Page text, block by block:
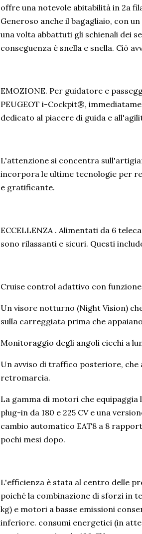
offre una notevole abitabilità in 2a
Generoso anche il bagagliaio, con
una volta abbattuti gli schienali dei
conseguenza è snella e snella. Ciò
EMOZIONE. Per guidatore e
PEUGEOT i-Cockpit®,
dedicato al piacere di guida e
L'attenzione si concentra
incorpora le ultime tecnologie per
e gratificante.
ECCELLENZA . Alimentati da 6
sono rilassanti e sicuri. Questi
Cruise control adattivo con funzione
Un visore notturno (Night Vision)
sulla carreggiata prima che
Monitoraggio degli angoli ciechi a
Un avviso di traffico posteriore,
retromarcia.
La gamma di motori che equipaggia
plug-in da 180 e 225 CV e una
cambio automatico EAT8 a 8
pochi mesi dopo.
L'efficienza è stata al centro delle
poiché la combinazione di sforzi in
kg) e motori a basse emissioni
inferiore. consumi energetici (in